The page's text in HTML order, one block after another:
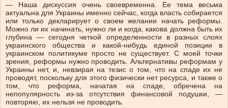
— Наша дискуссия очень своевременна. Ее тема весьма
актуальна для Украины именно сейчас, когда власть собирается
или только декларирует о своем желании начать реформы.
Можно ли их начинать, нужно ли и когда, какова должна быть их
глубина — сегодня четкой определенности в разных слоях
украинского общества и какой-нибудь единой позиции в
украинском политикуме просто не существует. С моей точки
зрения, реформы нужно проводить. Альтернативы реформам у
Украины нет, и, невзирая на тезис о том, что на спаде их не
проводят, поскольку для этого физически нет ресурса, и также о
том, что реформа, начатая на спаде, обречена на
непопулярность из-за отсутствия финансовой подушки, —
повторяю, их нельзя не проводить.